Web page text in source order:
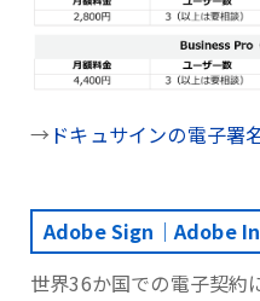
→ ドキュサインの電子署
Adobe Sign｜Adobe
世界36か国での電子契約